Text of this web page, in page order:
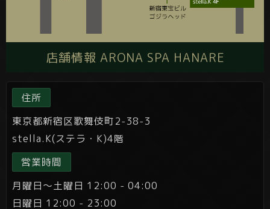
店舗情報 ARONA SPA HANARE
住所
東京都新宿区歌舞伎町2-38-3
stella.K(ステラ・K)4階
営業時間
月曜日～土曜日 12:00 - 04:00
日曜日 12:00 - 23:00